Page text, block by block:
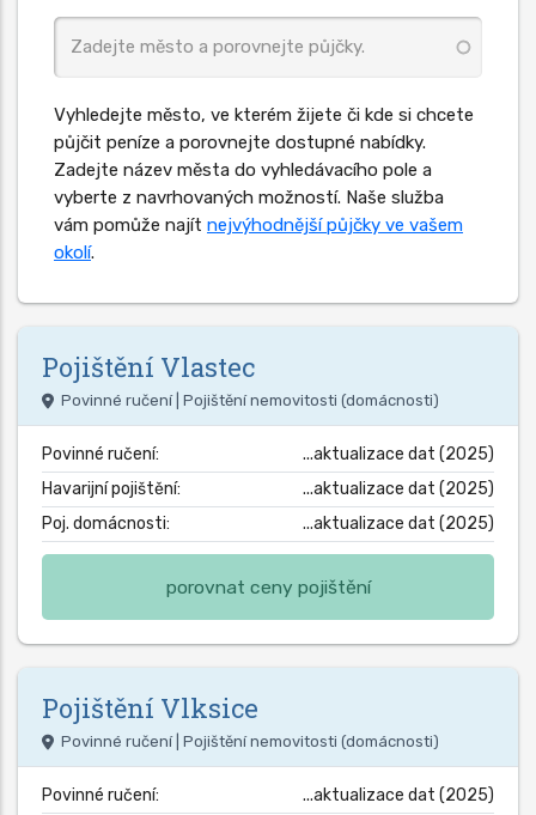
Vyhledejte město, ve kterém žijete či kde si chcete
půjčit peníze a porovnejte dostupné nabídky.
Zadejte název města do vyhledávacího pole a
vyberte z navrhovaných možností. Naše služba
vám pomůže najít nejvýhodnější půjčky ve vašem
okolí.
Pojištění Vlastec
Povinné ručení | Pojištění nemovitosti (domácnosti)
Povinné ručení:
...aktualizace dat (2025)
Havarijní pojištění:
...aktualizace dat (2025)
Poj. domácnosti:
...aktualizace dat (2025)
porovnat ceny pojištění
Pojištění Vlksice
Povinné ručení | Pojištění nemovitosti (domácnosti)
Povinné ručení:
...aktualizace dat (2025)